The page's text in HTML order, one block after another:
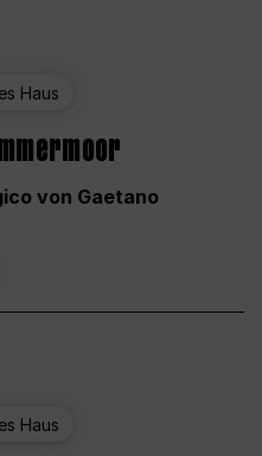
Haus
von Gaetano
Haus